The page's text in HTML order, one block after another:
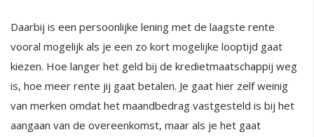
Daarbij is een persoonlijke lening met de laagste rente
vooral mogelijk als je een zo kort mogelijke looptijd gaat
kiezen. Hoe langer het geld bij de kredietmaatschappij weg
is, hoe meer rente jij gaat betalen. Je gaat hier zelf weinig
van merken omdat het maandbedrag vastgesteld is bij het
aangaan van de overeenkomst, maar als je het gaat